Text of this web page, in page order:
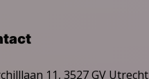
11, 3527 GV Utrecht